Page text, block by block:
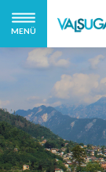
MENÜ